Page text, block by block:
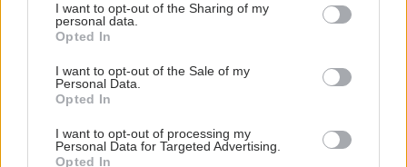
not limited to your visit or usage behaviour. You may click to
grant or deny consent to Google and its third-party tags to
use your data for below specified purposes in below Google
consent section.
I want to opt-out of the Sharing of my
personal data.
Opted In
I want to opt-out of the Sale of my
Personal Data.
Opted In
I want to opt-out of processing my
Personal Data for Targeted Advertising.
Opted In